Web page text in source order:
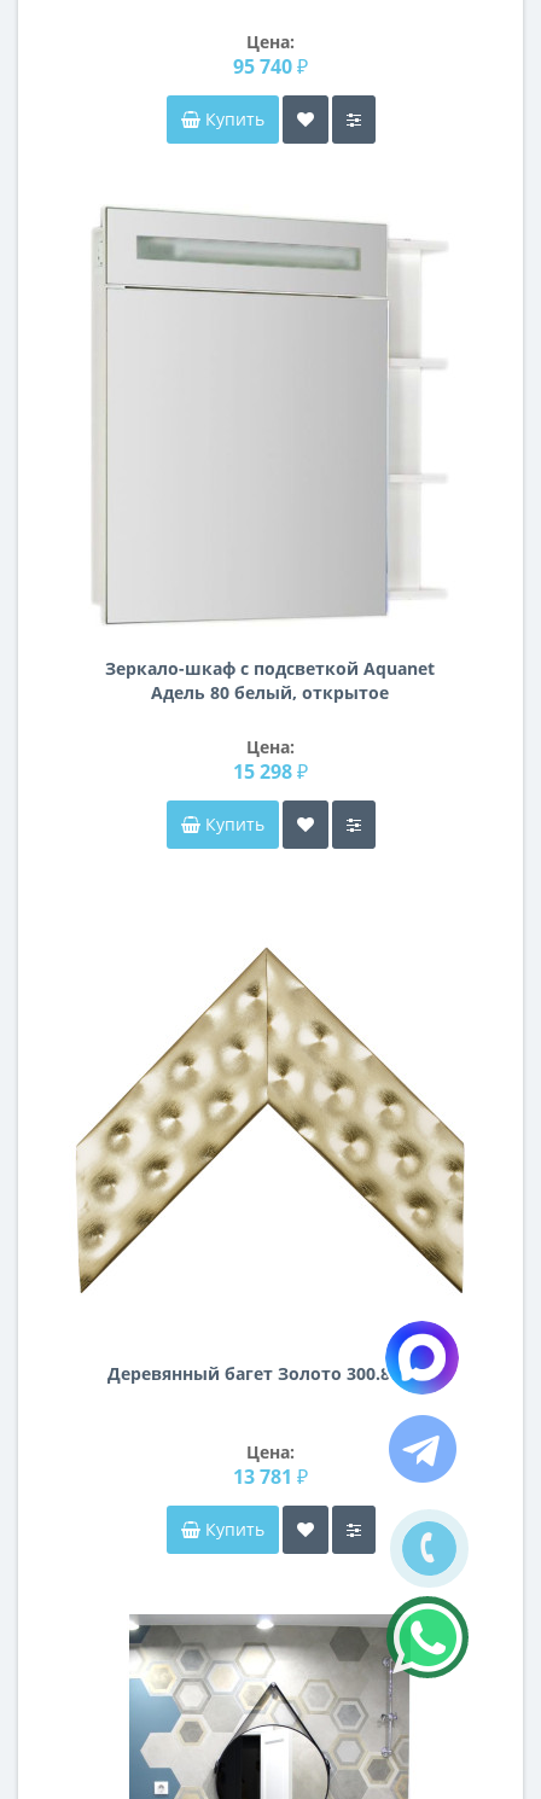
Цена:
95 740 ₽
Купить
Зеркало-шкаф с подсветкой Aquanet
Адель 80 белый, открытое
Цена:
15 298 ₽
Купить
Деревянный багет Золото 300.84.043
Цена:
13 781 ₽
Купить